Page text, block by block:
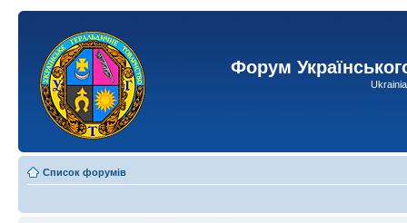
Форум
Список форумів